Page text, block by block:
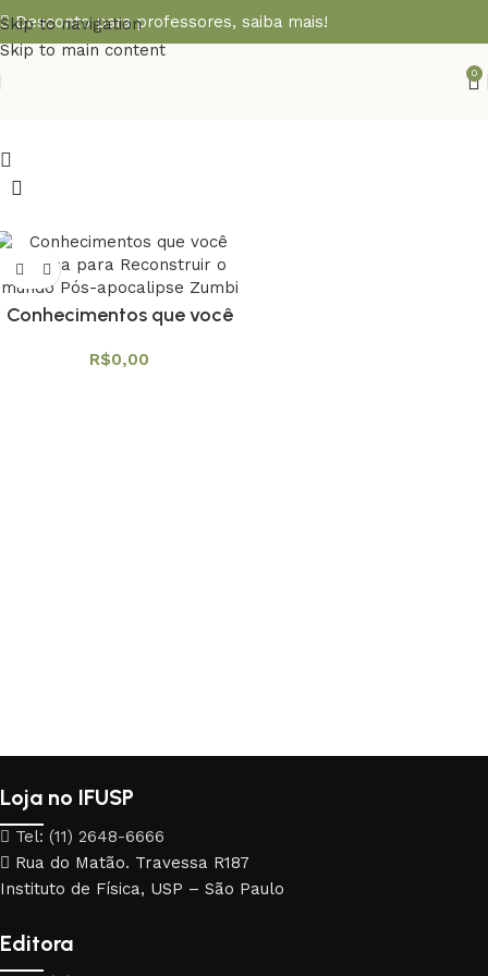
Skip to navigation
Skip to main content
Desconto para professores, saiba mais!
0
Conhecimentos que você
R$0,00
Loja no IFUSP
Tel: (11) 2648-6666
Rua do Matão. Travessa R187
Instituto de Física, USP – São Paulo
Editora